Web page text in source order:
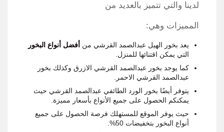
لدينا والتي تتميز بالعديد من
المميزات وهي:
يعد بخور الهيل عبدالصمد القرشي من أفضل أنواع البخور
التي يمكن اقتنائها للمنزل.
كما يوجد بخور عبدالصمد القرشي الازرق وكذلك بخور
عبدالصمد القرشي الاحمر.
يتوفر أيضًا بخور الورد الطائفي عبدالصمد القرشي حيث
يمكنكم الحصول على جميع الأنواع بأسعار مميزة.
حيث يوفر الموقع للمستهلك فرصة الحصول على جميع
أنواع البخور بتخفيضات 50%.